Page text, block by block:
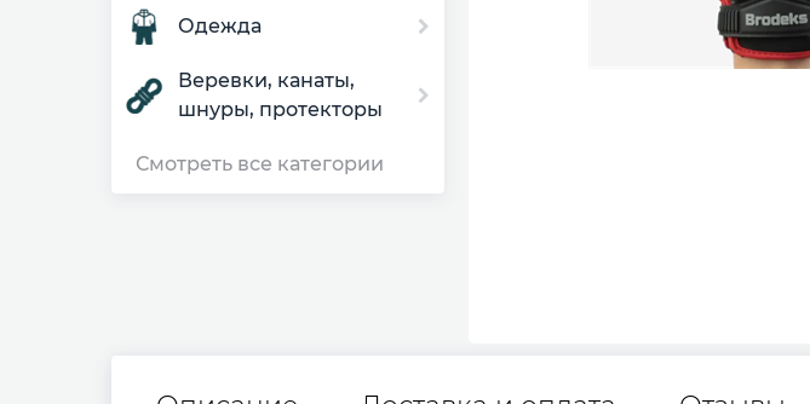
Одежда
Веревки, канаты,
шнуры, протекторы
Смотреть все категории